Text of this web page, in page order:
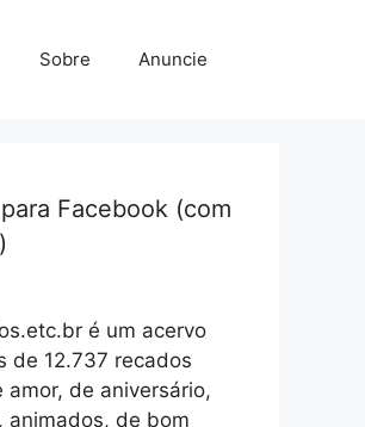
Sobre Anuncie
Facebook (com
é um acervo
de 12.737 recados
amor, de aniversário,
animados, de bom